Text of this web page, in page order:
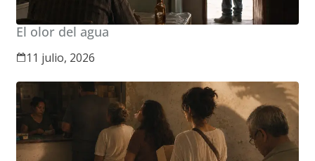
El olor del agua
11 julio, 2026